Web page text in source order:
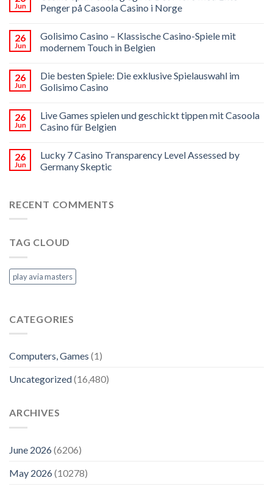
Jun
Penger på Casoola Casino i Norge
26
Jun
Golisimo Casino – Klassische Casino-Spiele mit
modernem Touch in Belgien
26
Jun
Die besten Spiele: Die exklusive Spielauswahl im
Golisimo Casino
26
Jun
Live Games spielen und geschickt tippen mit Casoola
Casino für Belgien
26
Jun
Lucky 7 Casino Transparency Level Assessed by
Germany Skeptic
RECENT COMMENTS
TAG CLOUD
play avia masters
CATEGORIES
Computers, Games (1)
Uncategorized(16,480)
ARCHIVES
June 2026(6206)
May 2026(10278)